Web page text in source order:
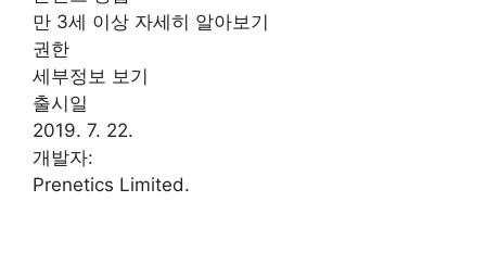
만 3세 이상 자세히 알아보기
권한
세부정보 보기
출시일
2019. 7. 22.
개발자:
Prenetics Limited.